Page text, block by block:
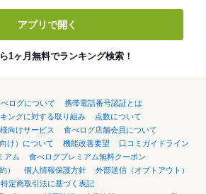
アプリで開く
1ヶ月無料でランキング検索！
ログについて
携帯電話番号認証とは
ングに対する取り組み
点数について
向けサービス
食べログ店舗会員について
け）について
機能改善要望
口コミガイドライン
アム
食べログプレミアム無料クーポン
）
個人情報保護方針
外部送信（オプトアウト）
特定商取引法に基づく表記